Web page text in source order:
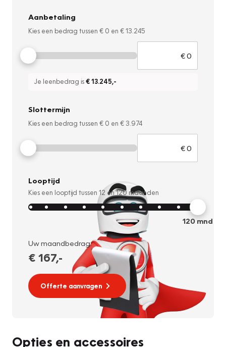
Aanbetaling
Kies een bedrag tussen € 0 en € 13.245
Je leenbedrag is€ 13.245,-
Slottermijn
Kies een bedrag tussen € 0 en € 3.974
Looptijd
Kies een looptijd tussen 12 en120 maanden
120mnd
Uw maandbedrag:
€ 167,-
Offerte aanvragen
Opties en accessoires